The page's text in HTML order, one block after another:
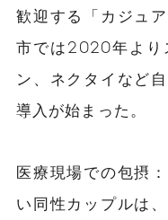
歓迎する「カジュ
市では2020年より
ン、ネクタイなど
導入が始まった。
医療現場での包摂
い同性カップルは